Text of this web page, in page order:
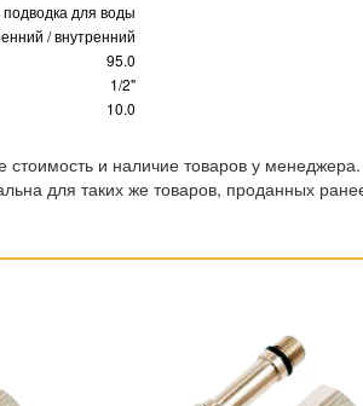
подводка для воды
/ внутренний
95.0
1/2"
10.0
стоимость и наличие товаров у менеджера.
для таких же товаров, проданных